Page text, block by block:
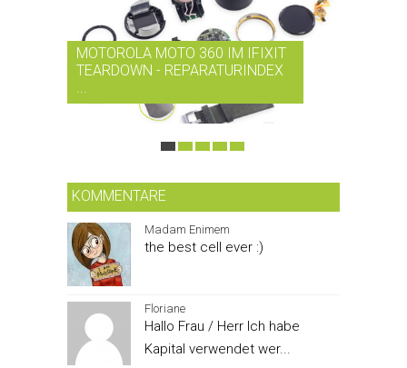
MOTOROLA MOTO 360 IM IFIXIT
TEARDOWN - REPARATURINDEX
KOMMENTARE
Madam Enimem
the best cell ever :)
Floriane
Hallo Frau / Herr Ich habe
Kapital verwendet wer...